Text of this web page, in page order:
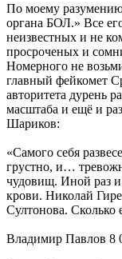
По моему
органа БОЛ.» Все
неизвестных и не
просроченых и
Номерного не
главный фейкомет
авторитета дурень
масштаба и ещё и
Шариков:
«Самого себя
грустно, и…
чудовищ. Иной раз
крови. Николай
Султонова. Сколько
Владимир Павлов 8